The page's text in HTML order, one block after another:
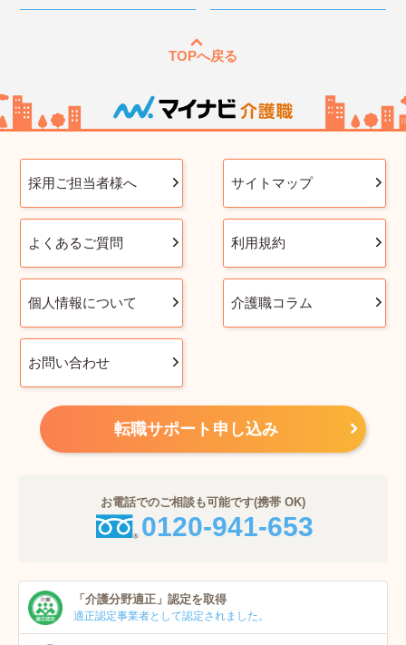
TOPへ戻る
採用ご担当者様へ サイトマップ
よくあるご質問 利用規約
個人情報について 介護職コラム
お問い合わせ
転職サポート申し込み
お電話でのご相談も可能です(携帯 OK)
0120-941-653
「介護分野適正」 認定を取得
適正認定事業者として認定されました。